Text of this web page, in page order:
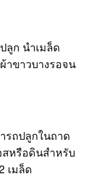
ลูก นำเมล็ด
ขาวบางรอจน
รถปลูกในถาด
สหรือดินสำหรับ
เมล็ด